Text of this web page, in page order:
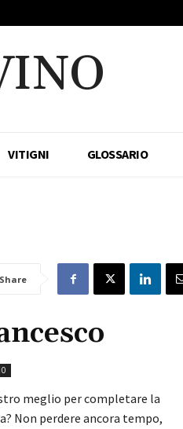
VITIGNI GLOSSARIO
Share
meglio per completare la
Non perdere ancora tempo,